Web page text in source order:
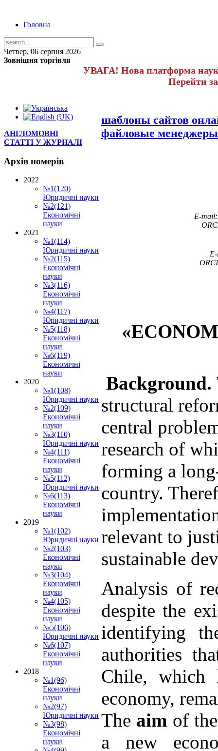
Головна
Четвер, 06 серпня 2026
Зовнішня торгівля
УВАГА! Нова платформа
Перейти
шаблоны сайтов
файловые
E-
«
Background.
structural
central
research of
forming a
country.
relevant to
sustainable
Analysis of
despite the
identifying
authorities
Chile, which
economy,
The aim of
a new
АНГЛОМОВНІ
СТАТТІ У ЖУРНАЛІ
Архів номерів
2022
№1(120)
Юридичні науки
№2(121)
Економічні
науки
2021
№1(114)
Юридичні науки
№2(115)
Економічні
науки
№3(116)
Економічні
науки
№4(117)
Юридичні науки
№5(118)
Економічні
науки
№6(119)
Економічні
науки
2020
№1(108)
Юридичні науки
№2(109)
Економічні
науки
№3(110)
Юридичні науки
№4(111)
Економічні
науки
№5(112)
Юридичні науки
№6(113)
Економічні
науки
2019
№1(102)
Юридичні науки
№2(103)
Економічні
науки
№3(104)
Економічні
науки
№4(105)
Економічні
науки
№5(106)
Юридичні науки
№6(107)
Економічні
науки
2018
№1(96)
Економічні
науки
№2(97)
Юридичні науки
№3(98)
Економічні
науки